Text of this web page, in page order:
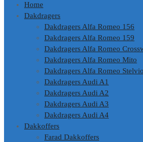
Home
Dakdragers
Dakdragers Alfa Romeo 156
Dakdragers Alfa Romeo 159
Dakdragers Alfa Romeo
Dakdragers Alfa Romeo Mito
Dakdragers Alfa Romeo Stelvio
Dakdragers Audi A1
Dakdragers Audi A2
Dakdragers Audi A3
Dakdragers Audi A4
Dakkoffers
Farad Dakkoffers